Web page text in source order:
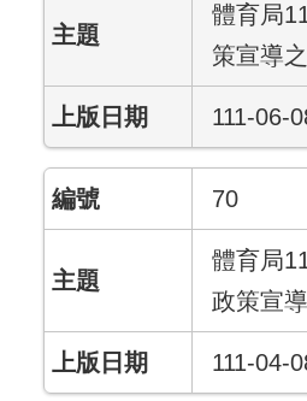
體育局
策宣導
111-06-
70
體育局
政策宣
111-04-